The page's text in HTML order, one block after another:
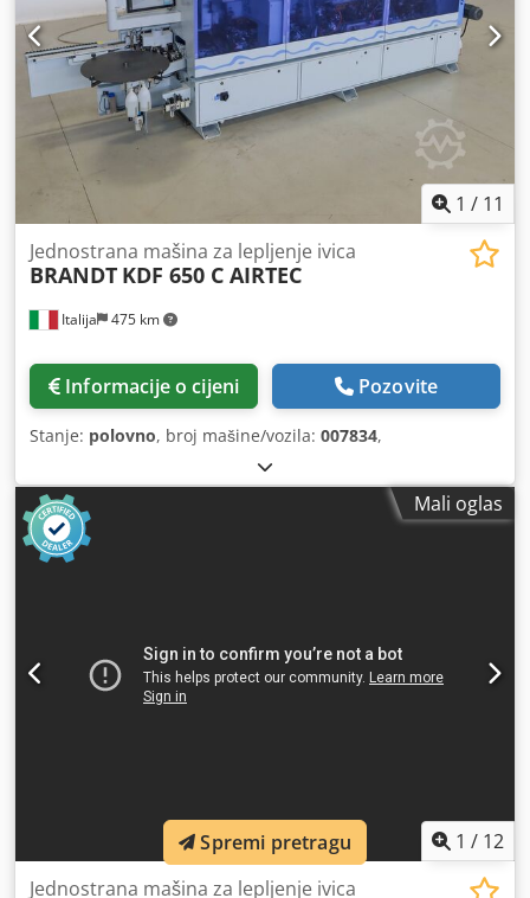
1 / 11
Italija 475 km
Jednostrana mašina za lepljenje ivica
BRANDT KDF 650 C AIRTEC
Informacije o cijeni Pozovite
Stanje: polovno, broj mašine/vozila: 007834,
Mali oglas
1 / 12
Jednostrana mašina za lepljenje ivica
Spremi pretragu